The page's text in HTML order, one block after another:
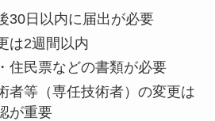
30日以内に届出が必要
は2週間以内
住民票などの書類が必要
者等（専任技術者）の変更は
が重要